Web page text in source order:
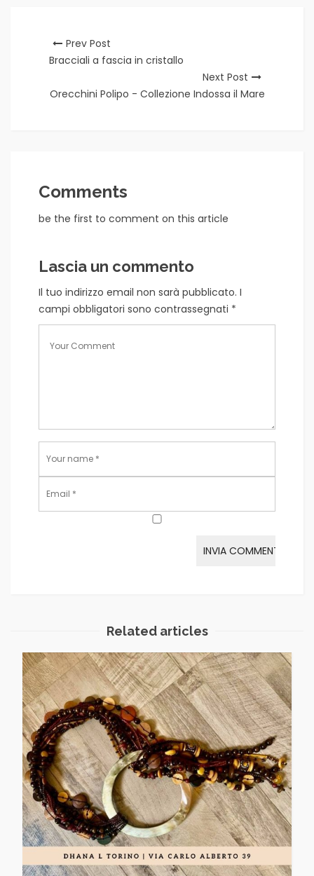
Prev Post
Bracciali a fascia in cristallo
Next Post
Orecchini Polipo - Collezione Indossa il Mare
Comments
be the first to comment on this article
Lascia un commento
Il tuo indirizzo email non sarà pubblicato. I
campi obbligatori sono contrassegnati *
Related articles